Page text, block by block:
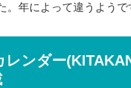
年によって違うようで
レンダー